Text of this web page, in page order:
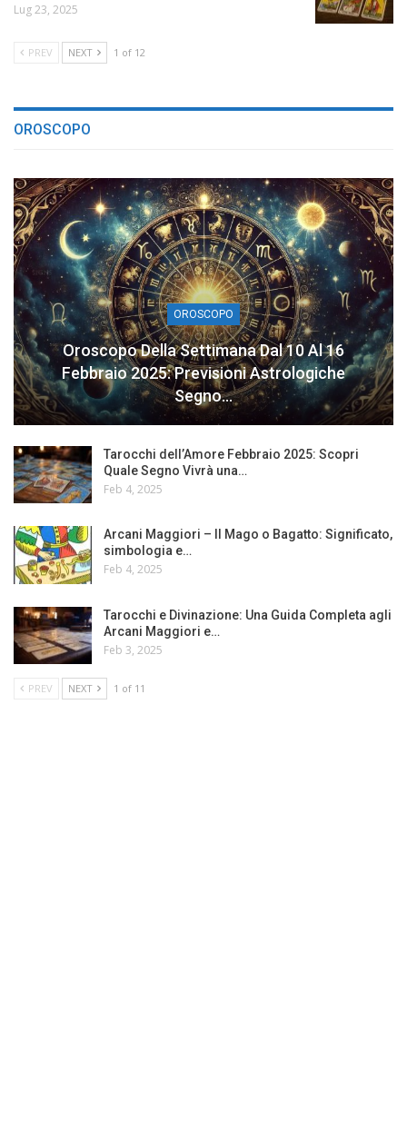
Lug 23, 2025
PREV NEXT 1 of 12
OROSCOPO
OROSCOPO
Oroscopo Della Settimana Dal 10 Al 16
Febbraio 2025: Previsioni Astrologiche
Segno…
Tarocchi dell’Amore Febbraio 2025: Scopri
Quale Segno Vivrà una…
Feb 4, 2025
Arcani Maggiori – Il Mago o Bagatto: Significato,
simbologia e…
Feb 4, 2025
Tarocchi e Divinazione: Una Guida Completa agli
Arcani Maggiori e…
Feb 3, 2025
PREV NEXT 1 of 11